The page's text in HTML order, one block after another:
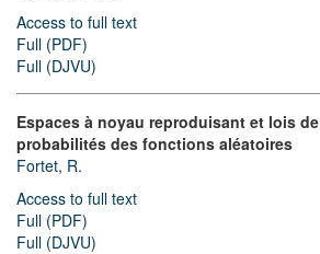
Access to full text
Full (PDF)
Full (DJVU)
Espaces à noyau reproduisant et lois de
probabilités des fonctions aléatoires
Fortet, R.
Access to full text
Full (PDF)
Full (DJVU)